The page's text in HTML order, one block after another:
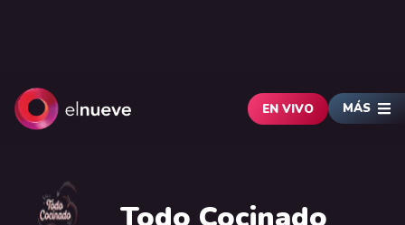
EN VIVO MÁS
Todo Cocinado